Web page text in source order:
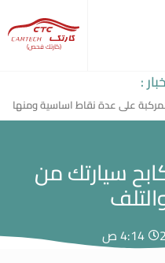
(كارتك فحص)
:
على عدة نقاط اساسية ومنها
سيارتك من
4:14 ص